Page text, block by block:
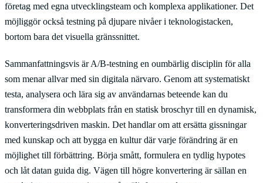
företag med egna utvecklingsteam och komplexa applikationer. Det
möjliggör också testning på djupare nivåer i teknologistacken,
bortom bara det visuella gränssnittet.
Sammanfattningsvis är A/B-testning en oumbärlig disciplin för alla
som menar allvar med sin digitala närvaro. Genom att systematiskt
testa, analysera och lära sig av användarnas beteende kan du
transformera din webbplats från en statisk broschyr till en dynamisk,
konverteringsdriven maskin. Det handlar om att ersätta gissningar
med kunskap och att bygga en kultur där varje förändring är en
möjlighet till förbättring. Börja smått, formulera en tydlig hypotes
och låt datan guida dig. Vägen till högre konvertering är sällan en